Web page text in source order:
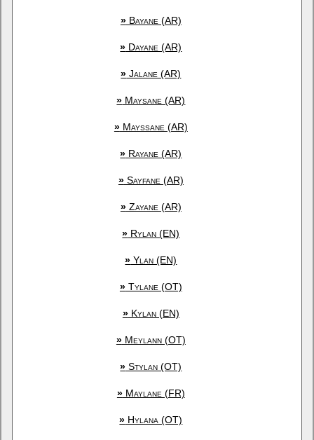
»Bayane (AR)
» Dayane (AR)
» Jalane (AR)
» Maysane (AR)
»Mayssane (AR)
» Rayane (AR)
»Sayfane (AR)
»Zayane (AR)
» Rylan (EN)
» Ylan (EN)
»Tylane (OT)
»Kylan (EN)
»Meylann (OT)
» Stylan (OT)
»Maylane (FR)
» Hylana (OT)